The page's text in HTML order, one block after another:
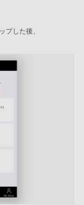
プした後、